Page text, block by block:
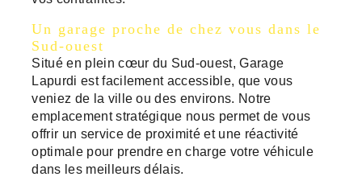
Un garage proche de chez vous dans le
Sud-ouest
Situé en plein cœur du Sud-ouest, Garage
Lapurdi est facilement accessible, que vous
veniez de la ville ou des environs. Notre
emplacement stratégique nous permet de vous
offrir un service de proximité et une réactivité
optimale pour prendre en charge votre véhicule
dans les meilleurs délais.